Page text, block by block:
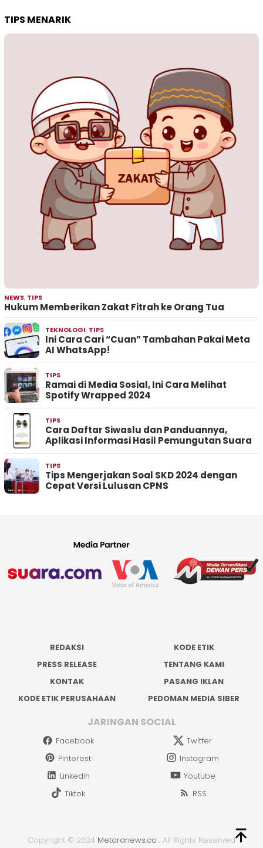
TIPS MENARIK
NEWS, TIPS
Hukum Memberikan Zakat Fitrah ke Orang Tua
TEKNOLOGI, TIPS
Ini Cara Cari “Cuan” Tambahan Pakai Meta
AI WhatsApp!
TIPS
Ramai di Media Sosial, Ini Cara Melihat
Spotify Wrapped 2024
TIPS
Cara Daftar Siwaslu dan Panduannya,
Aplikasi Informasi Hasil Pemungutan Suara
TIPS
Tips Mengerjakan Soal SKD 2024 dengan
Cepat Versi Lulusan CPNS
REDAKSI
KODE ETIK
PRESS RELEASE
TENTANG KAMI
KONTAK
PASANG IKLAN
KODE ETIK PERUSAHAAN
PEDOMAN MEDIA SIBER
JARINGAN SOCIAL
Facebook
Twitter
Pinterest
Instagram
Linkedin
Youtube
Tiktok
RSS
Copyright © 2024 Metaranews.co . All Rights Reserved